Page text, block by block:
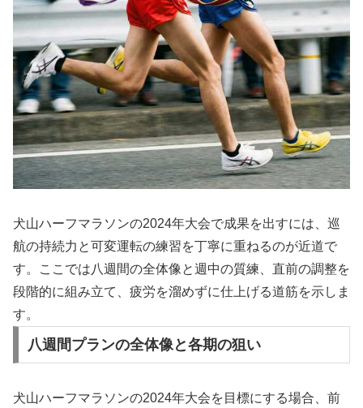
犬山ハーフマラソンの2024年大会で成果を出すには、巡
航の持続力と可変運転の練習を丁寧に重ねるのが近道で
す。ここでは八週間の全体像と週中の質練、直前の調整を
段階的に組み立て、疲労を溜めずに仕上げる道筋を示しま
す。
八週間プランの全体像と各期の狙い
犬山ハーフマラソンの2024年大会を目標にする場合、前